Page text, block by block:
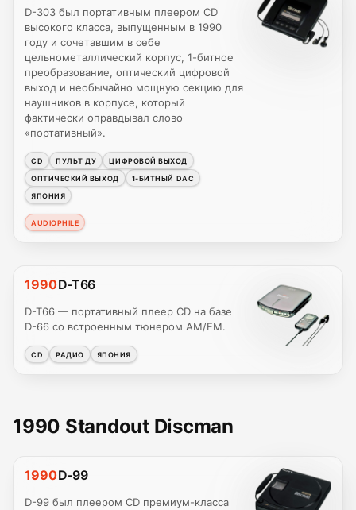
D-303 был портативным плеером CD
высокого класса, выпущенным в 1990
году и сочетавшим в себе
цельнометаллический корпус, 1-битное
преобразование, оптический цифровой
выход и необычайно мощную секцию для
наушников в корпусе, который
фактически оправдывал слово
«портативный».
CD ПУЛЬТ ДУ
ЦИФРОВОЙ ВЫХОД
ОПТИЧЕСКИЙ ВЫХОД
1-БИТНЫЙ DAC
ЯПОНИЯ
AUDIOPHILE
1990D-T66
D-T66 — портативный плеер CD на базе
D-66 со встроенным тюнером AM/FM.
CD РАДИО ЯПОНИЯ
1990 Standout Discman
1990D-99
D-99 был плеером CD премиум-класса